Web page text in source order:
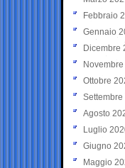
Febbraio
Gennaio
Dicembre
Ottobre
Settembre
Agosto
Luglio
Giugno
Maggio